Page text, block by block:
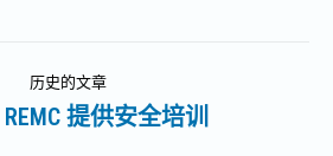
历史的文章
历
提供安全培训